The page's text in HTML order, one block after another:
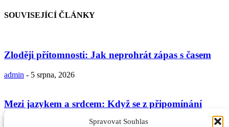
Spravovat Souhlas
SOUVISEJÍCÍ ČLÁNKY
Zloději přítomnosti: Jak neprohrát zápas s časem
admin - 5 srpna, 2026
Mezi jazykem a srdcem: Když se z připomínání
Boha stává jen...